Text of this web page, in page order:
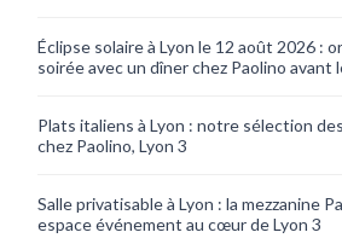
Éclipse solaire à Lyon le 12 août 2026 :
soirée avec un dîner chez Paolino avant
Plats italiens à Lyon : notre sélection
chez Paolino, Lyon 3
Salle privatisable à Lyon : la mezzanine
espace événement au cœur de Lyon 3